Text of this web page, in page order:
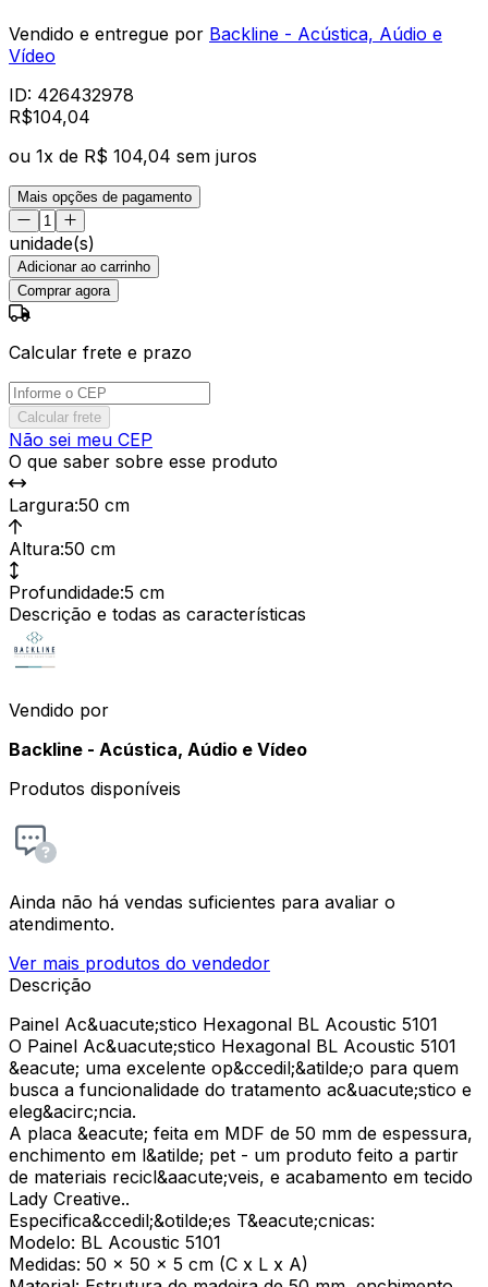
Vendido e entregue por Backline - Acústica, Aúdio e
Vídeo
ID: 426432978
R$104,04
ou 1x de R$ 104,04 sem juros
Mais opções de pagamento
unidade(s)
Adicionar ao carrinho
Comprar agora
Calcular frete e prazo
Calcular frete
Não sei meu CEP
O que saber sobre esse produto
Largura:50 cm
Altura:50 cm
Profundidade:5 cm
Descrição e todas as características
Vendido por
Backline - Acústica, Aúdio e Vídeo
Produtos disponíveis
Ainda não há vendas suficientes para avaliar o
atendimento.
Ver mais produtos do vendedor
Descrição
Painel Ac&uacute;stico Hexagonal BL Acoustic 5101
O Painel Ac&uacute;stico Hexagonal BL Acoustic 5101
&eacute; uma excelente op&ccedil;&atilde;o para quem
busca a funcionalidade do tratamento ac&uacute;stico e
eleg&acirc;ncia.
A placa &eacute; feita em MDF de 50 mm de espessura,
enchimento em l&atilde; pet - um produto feito a partir
de materiais recicl&aacute;veis, e acabamento em tecido
Lady Creative..
Especifica&ccedil;&otilde;es T&eacute;cnicas:
Modelo: BL Acoustic 5101
Medidas: 50 x 50 x 5 cm (C x L x A)